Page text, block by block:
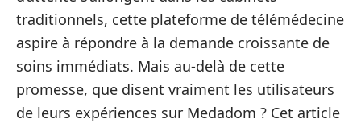
traditionnels, cette plateforme de télémédecine
aspire à répondre à la demande croissante de
soins immédiats. Mais au-delà de cette
promesse, que disent vraiment les utilisateurs
de leurs expériences sur Medadom ? Cet article